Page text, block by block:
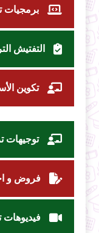
برمجيات
التفتيش
تكوين
توجيهات
فروض و
فيديوهات